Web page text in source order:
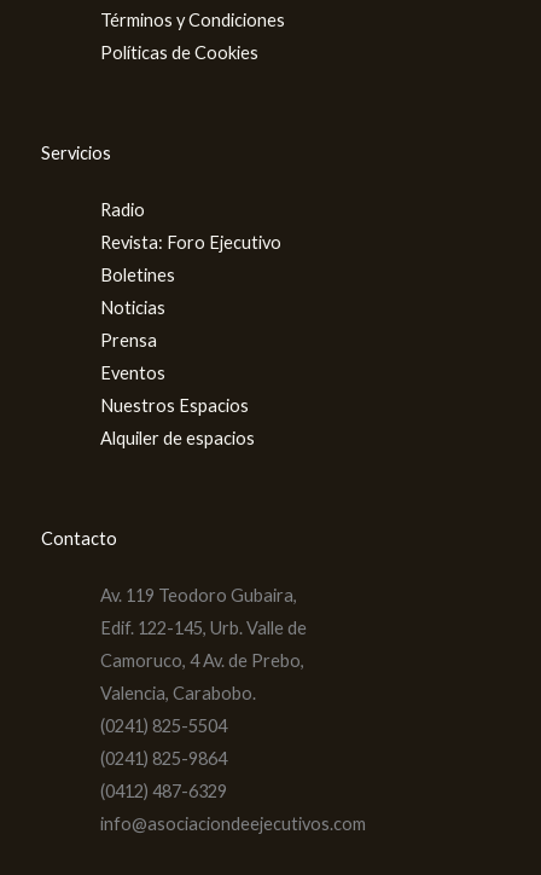
Términos y Condiciones
Políticas de Cookies
Servicios
Radio
Revista: Foro Ejecutivo
Boletines
Noticias
Prensa
Eventos
Nuestros Espacios
Alquiler de espacios
Contacto
Av. 119 Teodoro Gubaira,
Edif. 122-145, Urb. Valle de
Camoruco, 4 Av. de Prebo,
Valencia, Carabobo.
(0241) 825-5504
(0241) 825-9864
(0412) 487-6329
info@asociaciondeejecutivos.com